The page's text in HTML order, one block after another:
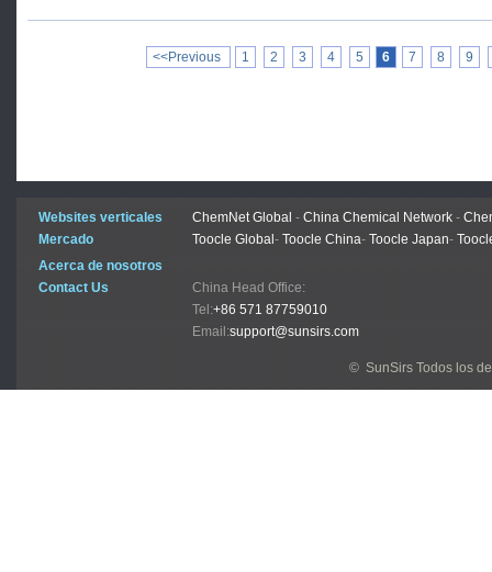
<<Previous 1 2 3 4 5 6 7 8 9
Websites verticales ChemNet Global - China Chemical Network -
Mercado
Toocle Global - Toocle China- Toocle Japan-
Acerca de nosotros
Contact Us
China Head Office:
Tel:+86 571 87759010
Email:support@sunsirs.com
© SunSirs Todos los